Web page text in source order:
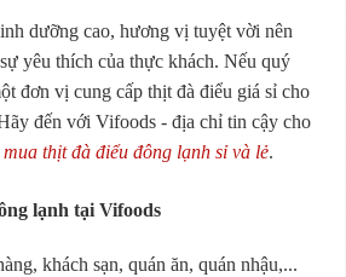
dưỡng cao, hương vị tuyệt vời nên
yêu thích của thực khách. Nếu quý
đơn vị cung cấp thịt đà điểu giá sỉ cho
đến với Vifoods - địa chỉ tin cậy cho
mua thịt đà điểu đông lạnh sỉ và lẻ.
lạnh tại Vifoods
khách sạn, quán ăn, quán nhậu,...